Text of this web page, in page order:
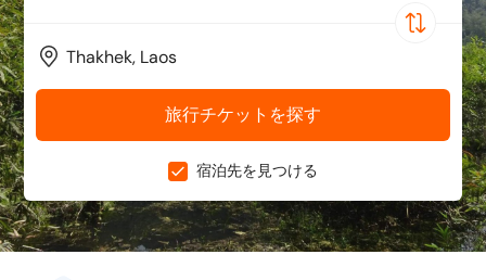
旅行チケットを探す
宿泊先を見つける